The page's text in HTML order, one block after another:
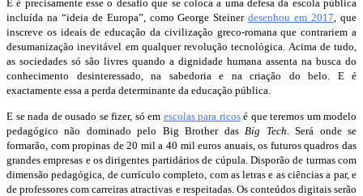
E é precisamente esse o desafio que se coloca a uma defesa da escola pública
incluída na “ideia de Europa”, como George Steinerdesenhou em 2017, que
inscreve os ideais de educação da civilização greco-romana que contrariem a
desumanização inevitável em qualquer revolução tecnológica. Acima de tudo,
as sociedades só são livres quando a dignidade humana assenta na busca do
conhecimento desinteressado, na sabedoria e na criação do belo. E é
exactamente essa a perda determinante da educação pública.
E se nada de ousado se fizer, só em escolas para ricosé que teremos um modelo
pedagógico não dominado pelo Big Brother das Big Tech . Será onde se
formarão, com propinas de 20 mil a 40 mil euros anuais, os futuros quadros das
grandes empresas e os dirigentes partidários de cúpula. Disporão de turmas com
dimensão pedagógica, de currículo completo, com as letras e as ciências a par, e
de professores com carreiras atractivas e respeitadas. Os conteúdos digitais serão